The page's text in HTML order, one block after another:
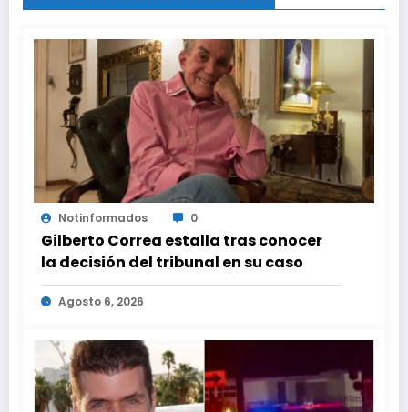
Notinformados 0
Gilberto Correa estalla tras conocer
la decisión del tribunal en su caso
Agosto 6, 2026